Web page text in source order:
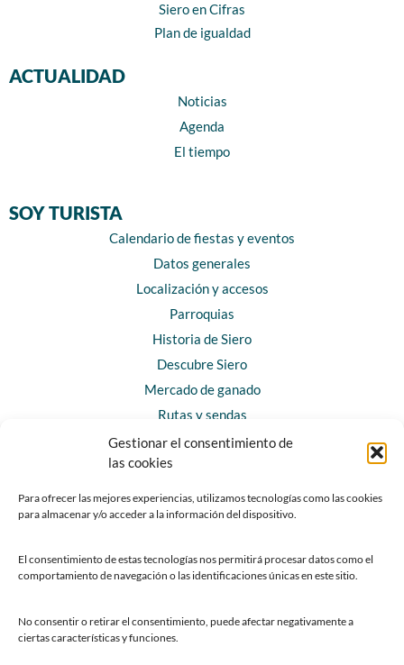
Gestionar el consentimiento de
las cookies
Para ofrecer las mejores experiencias, utilizamos tecnologías como las cookies
para almacenar y/o acceder a la información del dispositivo.
El consentimiento de estas tecnologías nos permitirá procesar datos como el
comportamiento de navegación o las identificaciones únicas en este sitio.
No consentir o retirar el consentimiento, puede afectar negativamente a
ciertas características y funciones.
Siero en Cifras
Plan de igualdad
ACTUALIDAD
Noticias
Agenda
El tiempo
SOY TURISTA
Calendario de fiestas y eventos
Datos generales
Localización y accesos
Parroquias
Historia de Siero
Descubre Siero
Mercado de ganado
Rutas y sendas
Horarios y contacto
Teléfonos de interés
Chatbot Siero
SEDES ELECTRÓNICAS
Sede del Ayuntamiento de Siero